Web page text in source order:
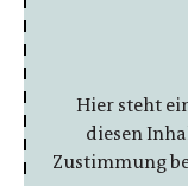
Hier steht
diesen
Zustimmung